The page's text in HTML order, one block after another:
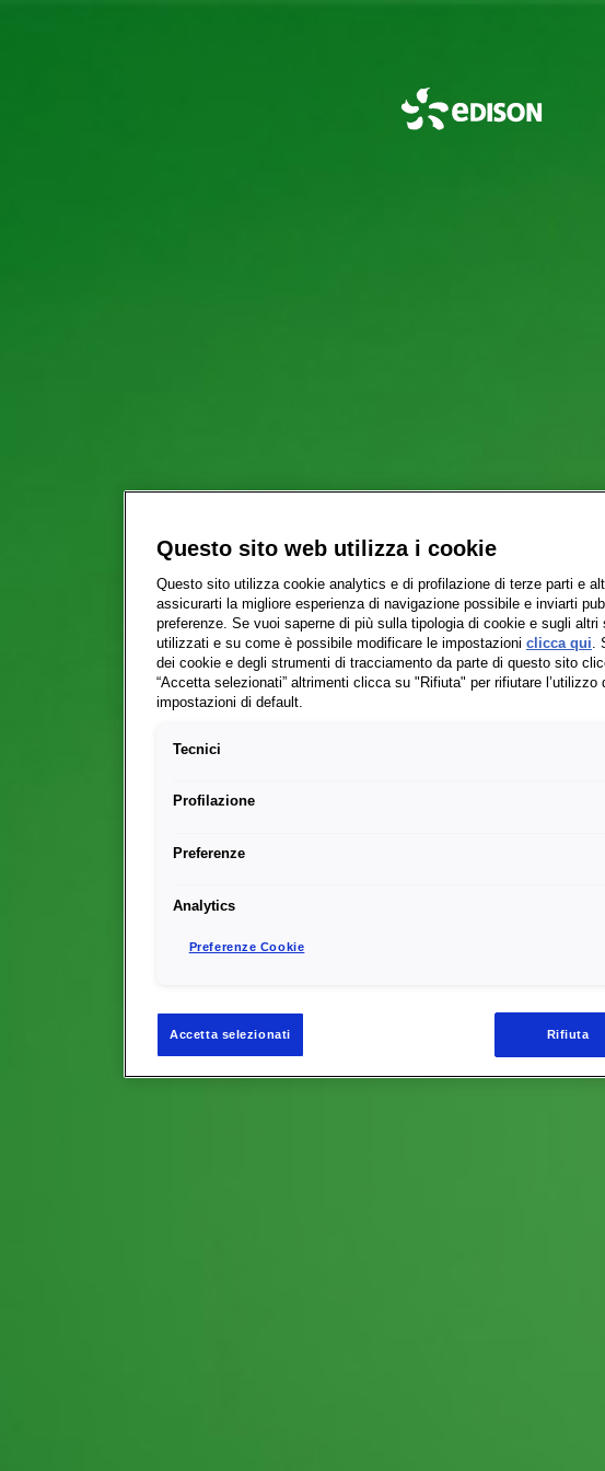
Questo sito web utilizza i cookie
Questo sito utilizza cookie analytics e di profilazione di terze parti e
assicurarti la migliore esperienza di navigazione possibile e inviarti
preferenze. Se vuoi saperne di più sulla tipologia di cookie e sugli
utilizzati e su come è possibile modificare le impostazioni clicca qui.
dei cookie e degli strumenti di tracciamento da parte di questo sito
“Accetta selezionati” altrimenti clicca su "Rifiuta" per rifiutare l’utilizzo
impostazioni di default.
Tecnici
Profilazione
Preferenze
Analytics
Preferenze Cookie
Accetta selezionati Rifiuta